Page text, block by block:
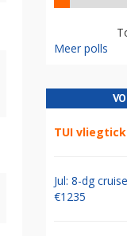
Meer polls
TUI
Jul: 8-dg
€1235